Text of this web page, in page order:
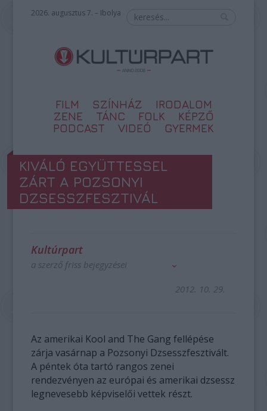
2026. augusztus 7. – Ibolya
FILM SZÍNHÁZ
IRODALOM
ZENE
TÁNC FOLK
KÉPZŐ
PODCAST
VIDEÓ GYERMEK
KIVÁLÓ EGYÜTTESSEL
ZÁRT A POZSONYI
DZSESSZFESZTIVÁL
Kultúrpart
a szerző friss bejegyzései
2012. 10. 29.
Az amerikai Kool and The Gang fellépése
zárja vasárnap a Pozsonyi Dzsesszfesztivált.
A péntek óta tartó rangos zenei
rendezvényen az európai és amerikai dzsessz
legnevesebb képviselői vettek részt.